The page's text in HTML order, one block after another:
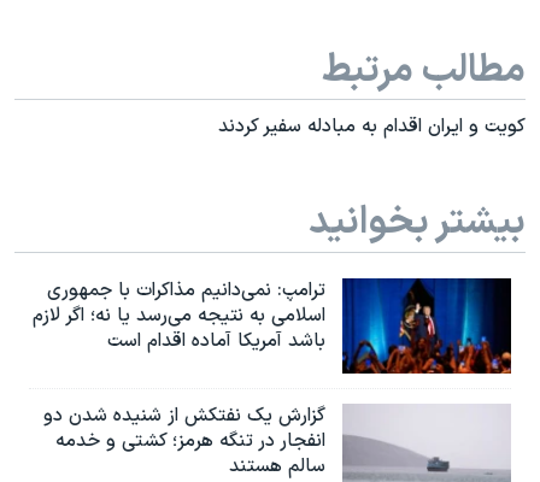
مطالب مرتبط
کويت و ايران اقدام به مبادله سفير کردند
بیشتر بخوانید
ترامپ: نمی‌دانیم مذاکرات با جمهوری
اسلامی به نتیجه می‌رسد یا نه؛ اگر لازم
باشد آمریکا آماده اقدام است
گزارش یک نفتکش از شنیده شدن دو
انفجار در تنگه هرمز؛ کشتی و خدمه
سالم هستند